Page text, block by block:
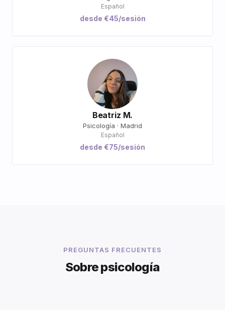
Español
desde €45/sesión
Beatriz M.
Psicología · Madrid
Español
desde €75/sesión
PREGUNTAS FRECUENTES
Sobre psicología